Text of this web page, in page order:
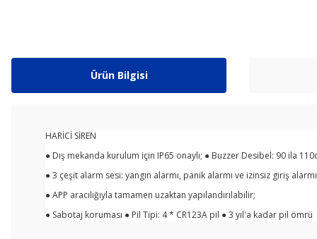
Ürün Bilgisi
HARİCİ SİREN
● Dış mekanda kurulum için IP65 onaylı; ● Buzzer Desibel: 90 ila
● 3 çeşit alarm sesi: yangın alarmı, panik alarmı ve izinsiz giriş alarmı
● APP aracılığıyla tamamen uzaktan yapılandırılabilir;
● Sabotaj koruması ● Pil Tipi: 4 * CR123A pil ● 3 yıl'a kadar pil ömrü